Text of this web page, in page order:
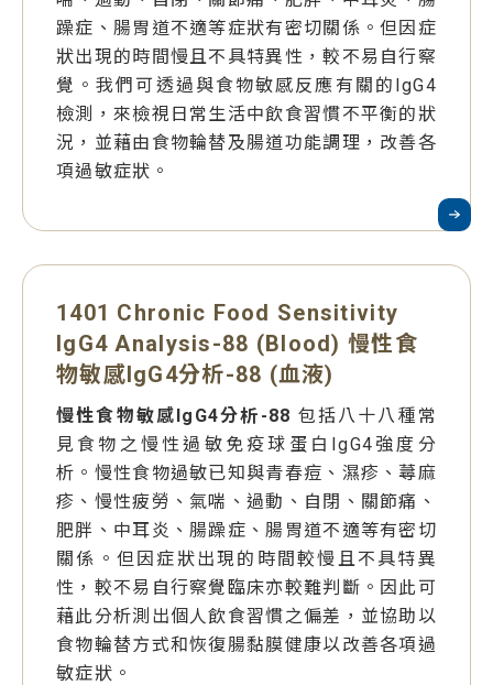
躁症、腸胃道不適等症狀有密切關係。但因症
狀出現的時間慢且不具特異性，較不易自行察
覺。我們可透過與食物敏感反應有關的IgG4
檢測，來檢視日常生活中飲食習慣不平衡的狀
況，並藉由食物輪替及腸道功能調理，改善各
項過敏症狀。
1401 Chronic Food Sensitivity
IgG4 Analysis-88 (Blood) 慢性食
物敏感IgG4分析-88 (血液)
慢性食物敏感IgG4分析-88 包括八十八種常
見食物之慢性過敏免疫球蛋白IgG4強度分
析。慢性食物過敏已知與青春痘、濕疹、蕁麻
疹、慢性疲勞、氣喘、過動、自閉、關節痛、
肥胖、中耳炎、腸躁症、腸胃道不適等有密切
關係。但因症狀出現的時間較慢且不具特異
性，較不易自行察覺臨床亦較難判斷。因此可
藉此分析測出個人飲食習慣之偏差，並協助以
食物輪替方式和恢復腸黏膜健康以改善各項過
敏症狀。